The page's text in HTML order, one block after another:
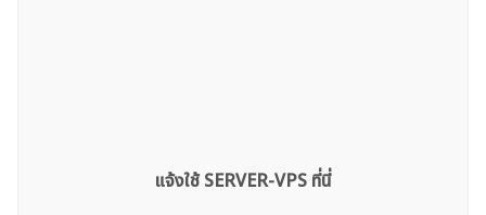
แจ้งใช้ SERVER-VPS ที่นี่